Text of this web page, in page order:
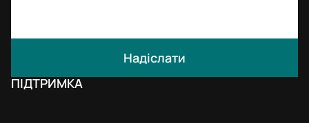
ПІДТРИМКА
Надіслати